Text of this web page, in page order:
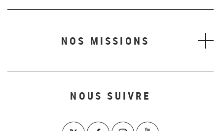
NOS MISSIONS
NOUS SUIVRE